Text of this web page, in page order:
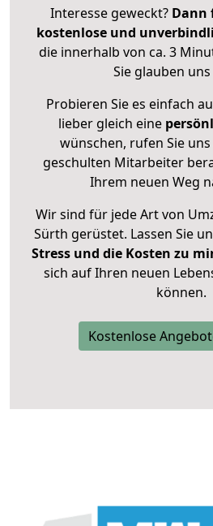
Interesse geweckt? Dann
kostenlose und
die innerhalb von ca. 3
Sie glauben
Probieren Sie es einfach
lieber gleich eine
wünschen, rufen Sie
geschulten Mitarbeiter
Ihrem neuen Weg
Wir sind für jede Art von
Sürth gerüstet. Lassen Sie
Stress und die Kosten zu
sich auf Ihren neuen
können.
Kostenlose